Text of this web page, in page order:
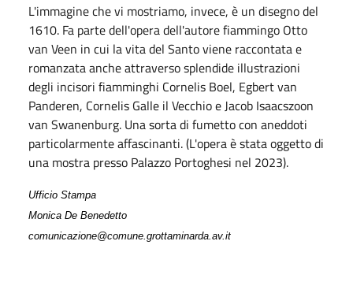
L'immagine che vi mostriamo, invece, è un disegno del
1610. Fa parte dell'opera dell'autore fiammingo Otto
van Veen in cui la vita del Santo viene raccontata e
romanzata anche attraverso splendide illustrazioni
degli incisori fiamminghi Cornelis Boel, Egbert van
Panderen, Cornelis Galle il Vecchio e Jacob Isaacszoon
van Swanenburg. Una sorta di fumetto con aneddoti
particolarmente affascinanti. (L'opera è stata oggetto di
una mostra presso Palazzo Portoghesi nel 2023).
Ufficio Stampa
Monica De Benedetto
comunicazione@comune.grottaminarda.av.it